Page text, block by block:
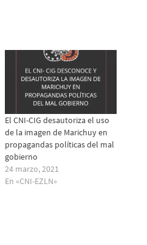
El CNI-CIG desautoriza el uso
de la imagen de Marichuy en
propagandas políticas del mal
gobierno
24 marzo, 2021
En «CNI-EZLN»